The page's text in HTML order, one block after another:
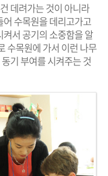
데려가는 것이 아니라
어 수목원을 데리고가고
서 공기의 소중함을 알
수목원에 가서 이런 나무
기 부여를 시켜주는 것